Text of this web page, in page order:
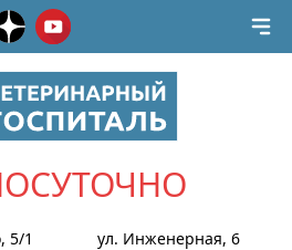
5/1 ул. Инженерная, 6